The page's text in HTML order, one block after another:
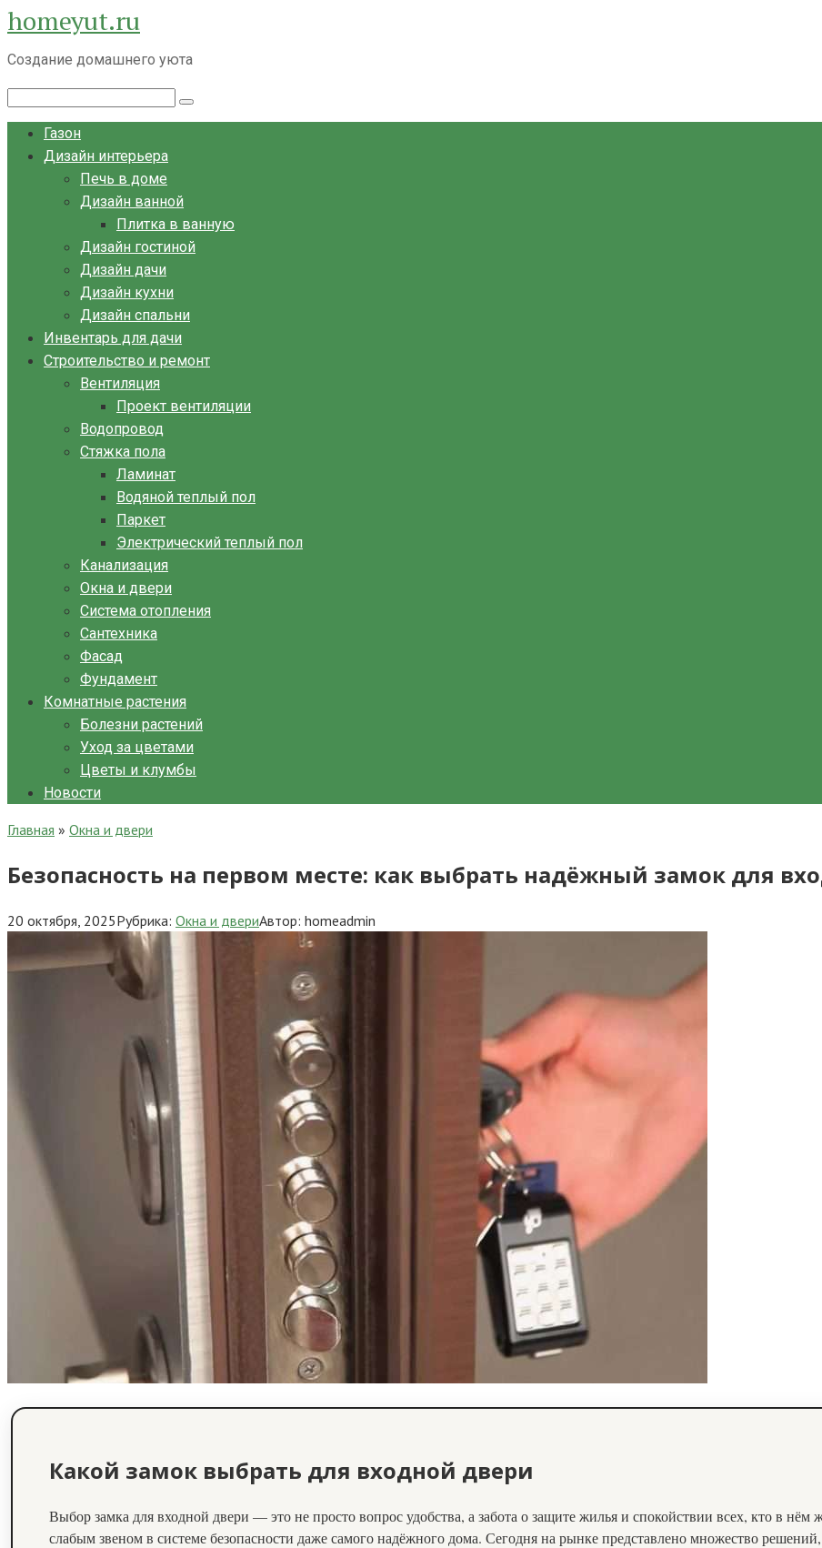
Перейти
к
контенту
homeyut.ru
Создание домашнего уюта
Газон
Дизайн интерьера
Печь в доме
Дизайн ванной
Плитка в ванную
Дизайн гостиной
Дизайн дачи
Дизайн кухни
Дизайн спальни
Инвентарь для дачи
Строительство и ремонт
Вентиляция
Проект вентиляции
Водопровод
Стяжка пола
Ламинат
Водяной теплый пол
Паркет
Электрический теплый пол
Канализация
Окна и двери
Система отопления
Сантехника
Фасад
Фундамент
Комнатные растения
Болезни растений
Уход за цветами
Цветы и клумбы
Новости
Главная » Окна и двери
Безопасность на первом месте: как выбрать надёжный замок для
20 октября, 2025Рубрика: Окна и двериАвтор: homeadmin
Какой замок выбрать для входной двери
Выбор замка для входной двери — это не просто вопрос удобства, а забота о защите жилья и спокойствии всех, кто в
слабым звеном в системе безопасности даже самого надёжного дома. Сегодня на рынке представлено множество